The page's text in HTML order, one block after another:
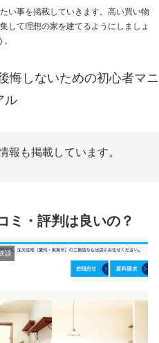
い事を掲載していきます。高い買い物
して理想の家を建てるようにしましょ
。
悔しないための初心者マニ
ル
報も掲載しています。
ミ・評判は良いの？
談